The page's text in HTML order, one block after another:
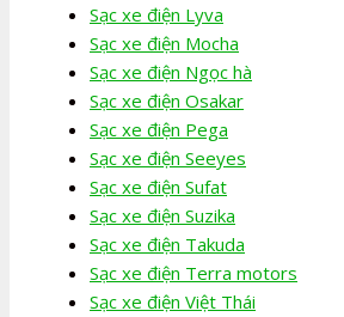
Sạc xe điện Lyva
Sạc xe điện Mocha
Sạc xe điện Ngọc hà
Sạc xe điện Osakar
Sạc xe điện Pega
Sạc xe điện Seeyes
Sạc xe điện Sufat
Sạc xe điện Suzika
Sạc xe điện Takuda
Sạc xe điện Terra motors
Sạc xe điện Việt Thái